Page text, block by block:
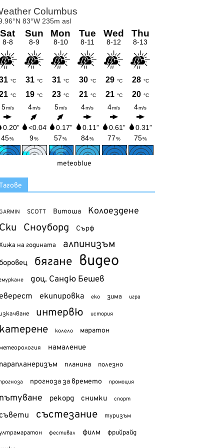
meteoblue
SCOTT Витоша Колоездене
Сноуборд Сърф
на годината алпинизъм
бягане видео
доц. Сандю Бешев
екипировка еко зима игра
интервю история
колело маратон
намаление
планина полезно
прогноза за времето промоция
рекорд снимки спорт
състезание туризъм
фестивал филм фрийрайд